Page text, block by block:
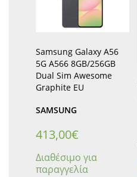
Samsung Galaxy A56
5G A566 8GB/256GB
Dual Sim Awesome
Graphite EU
SAMSUNG
413,00€
Διαθέσιμο για
παραγγελία